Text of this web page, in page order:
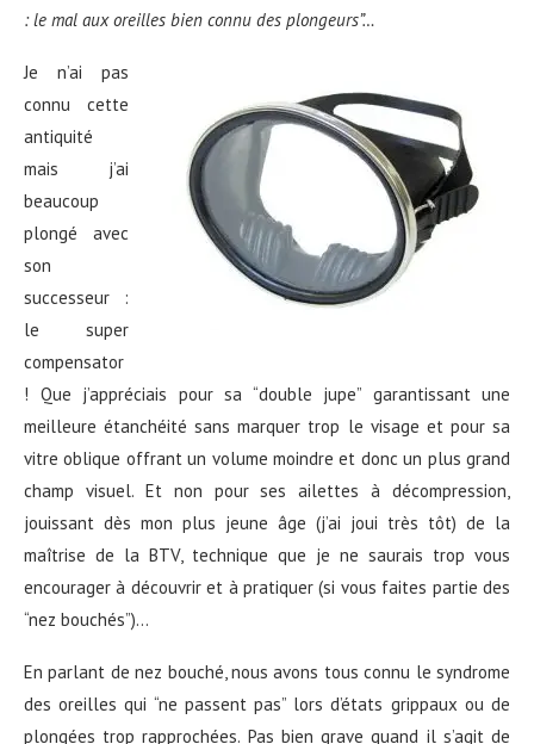
: le mal aux oreilles bien connu des plongeurs”…
Je n’ai pas
connu cette
antiquité
mais j’ai
beaucoup
plongé avec
son
successeur :
le super
compensator
! Que j’appréciais pour sa “double jupe” garantissant une
meilleure étanchéité sans marquer trop le visage et pour sa
vitre oblique offrant un volume moindre et donc un plus grand
champ visuel. Et non pour ses ailettes à décompression,
jouissant dès mon plus jeune âge (j’ai joui très tôt) de la
maîtrise de la BTV, technique que je ne saurais trop vous
encourager à découvrir et à pratiquer (si vous faites partie des
“nez bouchés”)…
En parlant de nez bouché, nous avons tous connu le syndrome
des oreilles qui “ne passent pas” lors d’états grippaux ou de
plongées trop rapprochées. Pas bien grave quand il s’agit de